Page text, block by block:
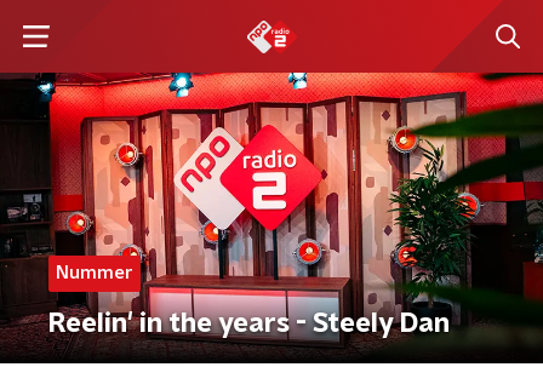
Nummer
Reelin' in the years - Steely Dan